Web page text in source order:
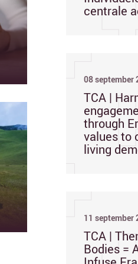
centrale
08 september
TCA |
through
values to
living
11 september
TCA |
Bodies =